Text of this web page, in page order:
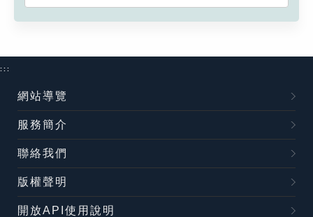
:::
網站導覽
服務簡介
聯絡我們
版權聲明
開放API使用說明